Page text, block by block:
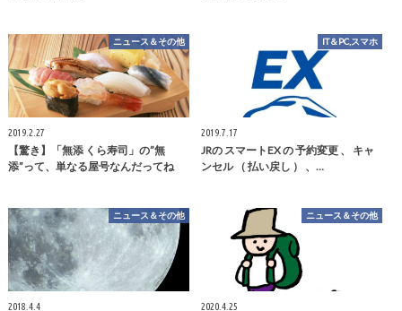
ニュース＆その他
2019.2.27
【驚き】「無添 くら寿司」の”無
添”って、単なる屋号なんだってね
IT＆PC,スマホ
2019.7.17
JRの スマートEX の 予約変更 、 キャ
ンセル （ 払い戻し ） 、…
ニュース＆その他
2018.4.4
ニュース＆その他
2020.4.25